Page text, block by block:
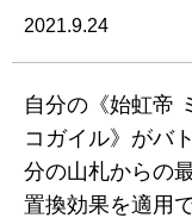
2021.9.24
自分の《始虹帝
コガイル》がバ
分の山札からの
置換効果を適用